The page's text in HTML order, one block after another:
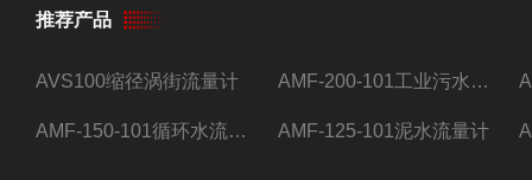
推荐产品
AVS100缩径涡街流量计 AMF-200-101工业污水流量计
AMF-150-101循环水流量计,电磁流量计 AMF-125-101泥水流量计